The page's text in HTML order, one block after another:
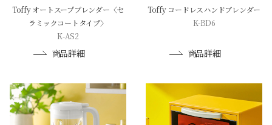
Toffy オートスープブレンダー〈セ
ラミックコートタイプ〉
K-AS2
商品詳細
Toffy コードレスハンドブレンダー
K-BD6
商品詳細